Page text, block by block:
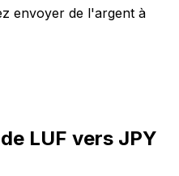
envoyer de l'argent à
LUF vers JPY